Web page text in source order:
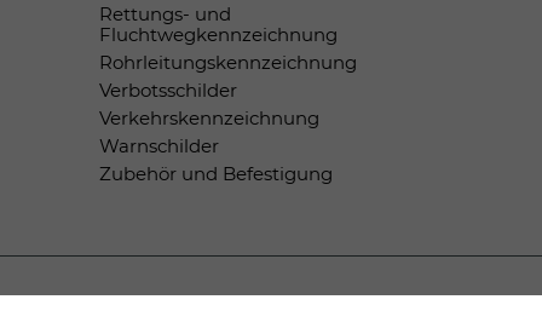
Rettungs- und
Fluchtwegkennzeichnung
Rohrleitungskennzeichnung
Verbotsschilder
Verkehrskennzeichnung
Warnschilder
Zubehör und Befestigung